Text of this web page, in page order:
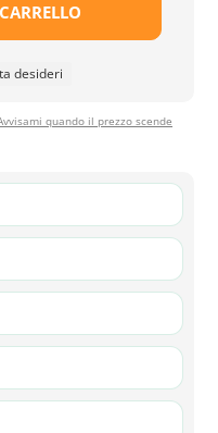
desideri
quando il prezzo scende